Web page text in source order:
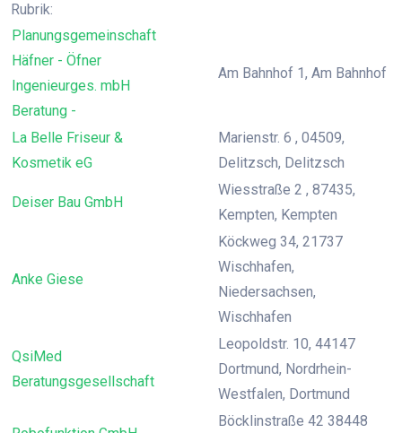
Rubrik:
Planungsgemeinschaft
Häfner - Öfner
Ingenieurges. mbH
Beratung -
Am Bahnhof 1, Am Bahnhof
La Belle Friseur &
Kosmetik eG
Marienstr. 6 , 04509,
Delitzsch, Delitzsch
Deiser Bau GmbH
Wiesstraße 2 , 87435,
Kempten, Kempten
Anke Giese
Köckweg 34, 21737
Wischhafen,
Niedersachsen,
Wischhafen
QsiMed
Beratungsgesellschaft
Leopoldstr. 10, 44147
Dortmund, Nordrhein-
Westfalen, Dortmund
Böcklinstraße 42 38448